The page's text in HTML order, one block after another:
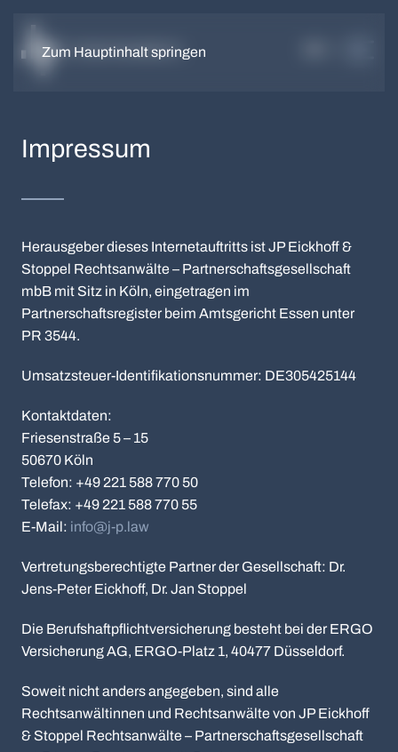
Zum Hauptinhalt springen
Impressum
Herausgeber dieses Internetauftritts ist JP Eickhoff &
Stoppel Rechtsanwälte – Partnerschaftsgesellschaft
mbB mit Sitz in Köln, eingetragen im
Partnerschaftsregister beim Amtsgericht Essen unter
PR 3544.
Umsatzsteuer-Identifikationsnummer: DE305425144
Kontaktdaten:
Friesenstraße 5 – 15
50670 Köln
Telefon: +49 221 588 770 50
Telefax: +49 221 588 770 55
E-Mail: info@j-p.law
Vertretungsberechtigte Partner der Gesellschaft: Dr.
Jens-Peter Eickhoff, Dr. Jan Stoppel
Die Berufshaftpflichtversicherung besteht bei der ERGO
Versicherung AG, ERGO-Platz 1, 40477 Düsseldorf.
Soweit nicht anders angegeben, sind alle
Rechtsanwältinnen und Rechtsanwälte von JP Eickhoff
& Stoppel Rechtsanwälte – Partnerschaftsgesellschaft